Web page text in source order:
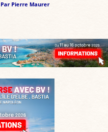
Par Pierre Maurer